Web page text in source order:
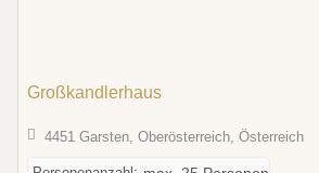
Großkandlerhaus
4451 Garsten, Oberösterreich, Österreich